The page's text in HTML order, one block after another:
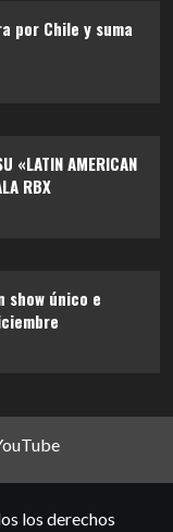
por Chile y suma
«LATIN AMERICAN
RBX
show único e
los derechos